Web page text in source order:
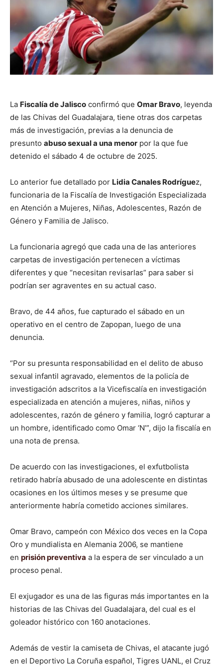
La Fiscalía de Jalisco confirmó que Omar Bravo, leyenda
de las Chivas del Guadalajara, tiene otras dos carpetas
más de investigación, previas a la denuncia de
presunto abuso sexual a una menor por la que fue
detenido el sábado 4 de octubre de 2025.
Lo anterior fue detallado por Lidia Canales Rodríguez,
funcionaria de la Fiscalía de Investigación Especializada
en Atención a Mujeres, Niñas, Adolescentes, Razón de
Género y Familia de Jalisco.
La funcionaria agregó que cada una de las anteriores
carpetas de investigación pertenecen a víctimas
diferentes y que “necesitan revisarlas” para saber si
podrían ser agraventes en su actual caso.
Bravo, de 44 años, fue capturado el sábado en un
operativo en el centro de Zapopan, luego de una
denuncia.
“Por su presunta responsabilidad en el delito de abuso
sexual infantil agravado, elementos de la policía de
investigación adscritos a la Vicefiscalía en investigación
especializada en atención a mujeres, niñas, niños y
adolescentes, razón de género y familia, logró capturar a
un hombre, identificado como Omar ‘N’”, dijo la fiscalía en
una nota de prensa.
De acuerdo con las investigaciones, el exfutbolista
retirado habría abusado de una adolescente en distintas
ocasiones en los últimos meses y se presume que
anteriormente habría cometido acciones similares.
Omar Bravo, campeón con México dos veces en la Copa
Oro y mundialista en Alemania 2006, se mantiene
en prisión preventiva a la espera de ser vinculado a un
proceso penal.
El exjugador es una de las figuras más importantes en la
historias de las Chivas del Guadalajara, del cual es el
goleador histórico con 160 anotaciones.
Además de vestir la camiseta de Chivas, el atacante jugó
en el Deportivo La Coruña español, Tigres UANL, el Cruz